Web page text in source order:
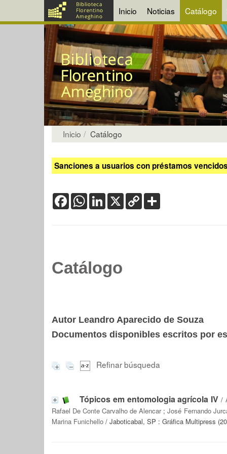
Inicio Noticias Catálogo
Inicio Catálogo
Sanciones a usuarios con préstamos
FacebookWhatsApp
LinkedIn
X Copy
Link
Catálogo
Autor Leandro Aparecido de Souza
Documentos disponibles escritos por
Refinar búsqueda
Tópicos em entomologia agrícola IV /
Rafael De Conte Carvalho de Alencar;José Fernando
Marina Funichello / Jaboticabal, SP : Gráfica Multipress